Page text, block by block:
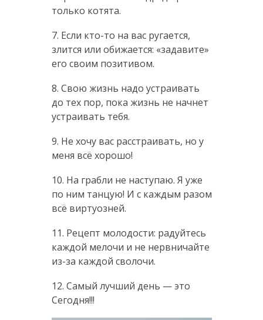
только котята.
7. Если кто-то на вас ругается,
злится или обижается: «задавите»
его своим позитивом.
8. Свою жизнь надо устраивать
до тех пор, пока жизнь не начнет
устраивать тебя.
9. Не хочу вас расстраивать, но у
меня всё хорошо!
10. На грабли не наступаю. Я уже
по ним танцую! И с каждым разом
всё виртуозней.
11. Рецепт молодости: радуйтесь
каждой мелочи и не нервничайте
из-за каждой сволочи.
12. Самый лучший день — это
Сегодня!!!